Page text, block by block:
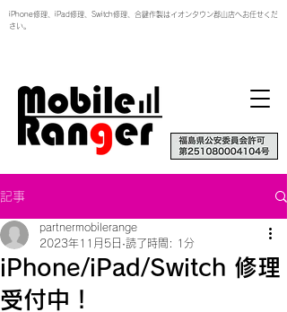
iPhone修理、iPad修理、Switch修理、合鍵作製はイオンタウン郡山店へお任せくだ
さい。
記事
iPhone/iPad/Switch 修理
受付中！
partnermobilerange
2023年11月5日 読了時間: 1分